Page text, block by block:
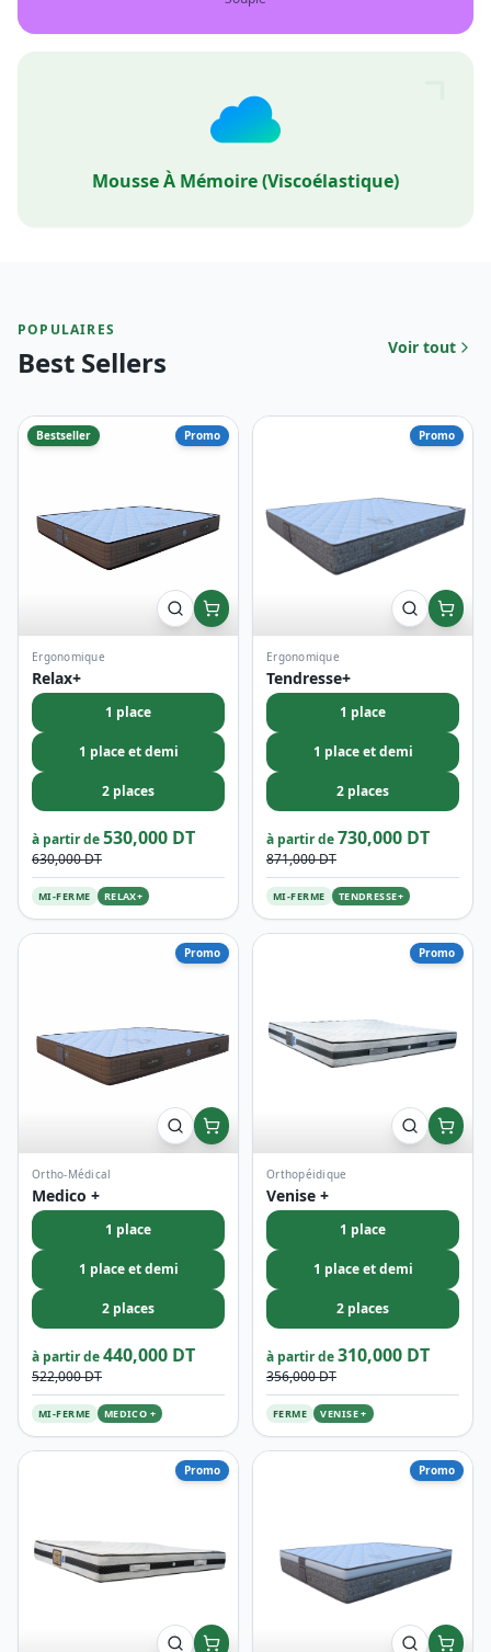
Mousse À Mémoire (viscoélastique)
POPULAIRES
Best Sellers Voir tout
Bestseller Promo
Ergonomique
Relax+
1 place
1 place et demi
2 places
à partir de530,000 DT
630,000 DT
MI-FERME RELAX+
Promo
Ergonomique
Tendresse+
1 place
1 place et demi
2 places
à partir de730,000 DT
871,000 DT
MI-FERME TENDRESSE+
Promo
Ortho-Médical
Medico +
1 place
1 place et demi
2 places
à partir de440,000 DT
522,000 DT
MI-FERME MEDICO +
Promo
Orthopéidique
Venise +
1 place
1 place et demi
2 places
à partir de310,000 DT
356,000 DT
FERME VENISE +
Promo Promo